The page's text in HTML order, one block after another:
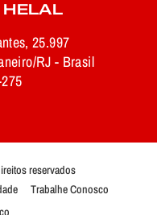
HELAL
25.997
RJ - Brasil
reservados
Trabalhe Conosco